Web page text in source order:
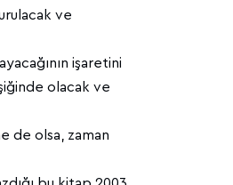
ve
işaretini
olacak ve
de olsa, zaman